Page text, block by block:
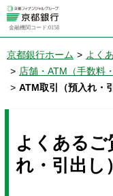
金融機関コード:0158
京都銀行ホーム > よく
> 店舗・ATM（手数料
> ATM取引（預入れ・
よくあるご
れ・引出し）